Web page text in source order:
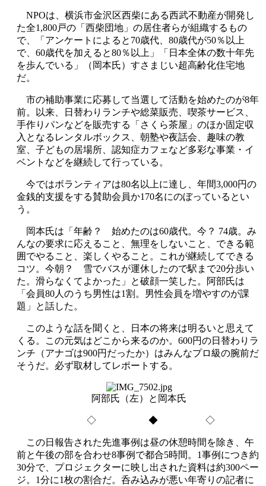
NPOは、横浜市金沢区西柴にある西武不動産が開発し
た全1,800戸の「西柴団地」の居住者らが組織するもの
で、「アンケートによると70歳代、80歳代が50％以上
で、60歳代を加えると80％以上」「日本全体の数十年先
を歩んでいる」（岡本氏）すさまじい超高齢化住宅地
だ。
市の補助事業に応募して当選して活動を始めたのが8年
前。以来、日替わりランチや総菜販売、喫茶サービス、
手作りパンなどを販売する「さくら茶屋」のほか固定収
入となるレンタルボックス、朝塾や夜話会、趣味の教
室、子どもの居場所、認知症カフェなど多彩な事業・イ
ベントなどを継続して行っている。
今ではボランティアは80名以上に達し、年間3,000円の
金銭的支援をする賛助会員か170名にのぼっているとい
う。
岡本氏は「年齢？ 始めたのは60歳代。今？ 74歳。み
んなの要求に応えること、無理をしないこと、できる範
囲でやること、楽しくやること。これが継続してできる
コツ。今朝？ 雪でバスが運休したので駅まで20分歩い
た。滑らなくてよかった」と破顔一笑した。阿部氏は
「会員80人のうち男性は1割。男性会員を増やすのが課
題」と話した。
このような話を聞くと、日本の将来は明るいと思えて
くる。この元気はどこから来るのか。600円の日替わりラ
ンチ（アナゴは900円だったか）はみんなプロ級の腕前だ
そうだ。必ず取材してレポートする。
阿部氏（左）と岡本氏
◇ ◆ ◇
この日報告された先進事例は昼の休憩時間を除き、午
前と午後の部を合わせ8事例で都合5時間。1事例につき約
30分で、プロジェクターに映し出された資料は約300ペー
ジ。1分に1枚の割合だ。呑み込みが悪い年寄りの記者に